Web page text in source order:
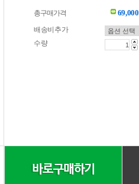
총구매가격 69,000
배송비추가
수량